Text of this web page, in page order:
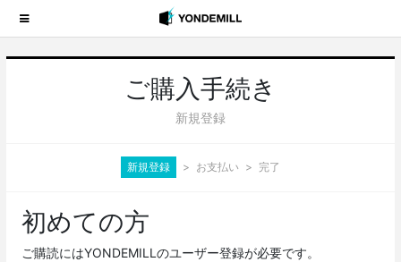
ご購入手続き
新規登録
新規登録 お支払い 完了
初めての方
ご購読にはYONDEMILLのユーザー登録が必要です。